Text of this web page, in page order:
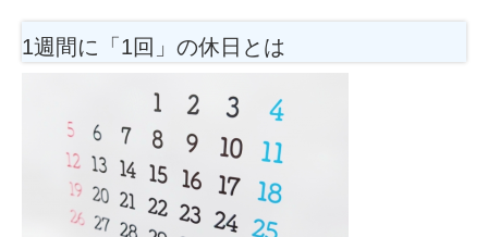
1週間に「1回」の休日とは